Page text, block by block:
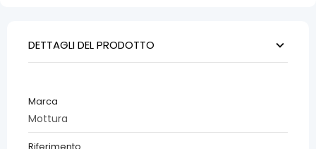
DETTAGLI DEL PRODOTTO
Marca
Mottura